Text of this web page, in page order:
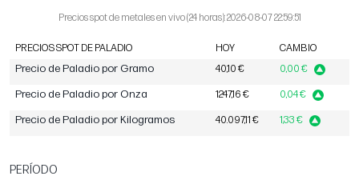
Precios spot de metales en vivo (24 horas): 2026-08-07 22:59:51
PRECIOS SPOT DE PALADIO HOY CAMBIO
Precio de Paladio por Gramo 40,10 € 0,00 €
Precio de Paladio por Onza 1247,16 € 0,04 €
Precio de Paladio por Kilogramos 40.097,11 € 1,33 €
PERÍODO